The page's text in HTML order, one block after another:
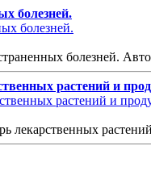
болезней.
болезней.
растений и
лекарственных